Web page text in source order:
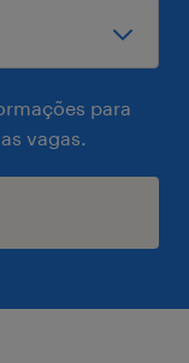
para
vagas.